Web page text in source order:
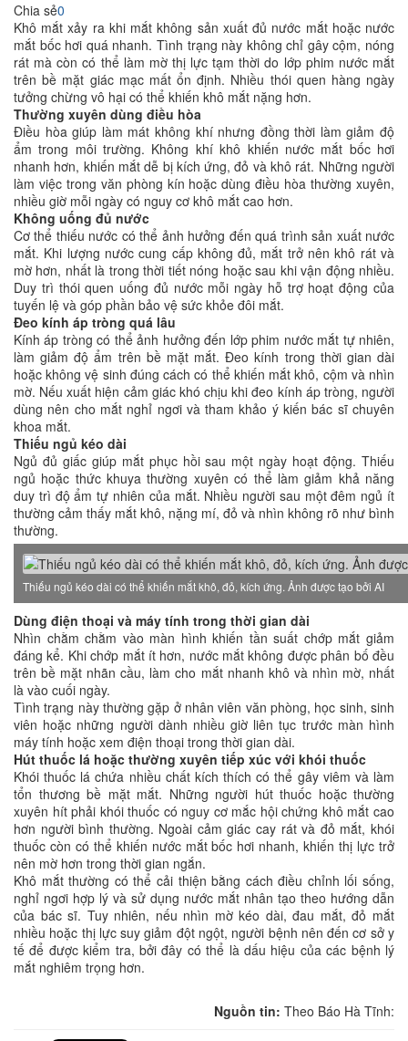
Chia sẻ0
Khô mắt xảy ra khi mắt không sản xuất đủ nước mắt hoặc nước
mắt bốc hơi quá nhanh. Tình trạng này không chỉ gây cộm, nóng
rát mà còn có thể làm mờ thị lực tạm thời do lớp phim nước mắt
trên bề mặt giác mạc mất ổn định. Nhiều thói quen hàng ngày
tưởng chừng vô hại có thể khiến khô mắt nặng hơn.
Thường xuyên dùng điều hòa
Điều hòa giúp làm mát không khí nhưng đồng thời làm giảm độ
ẩm trong môi trường. Không khí khô khiến nước mắt bốc hơi
nhanh hơn, khiến mắt dễ bị kích ứng, đỏ và khô rát. Những người
làm việc trong văn phòng kín hoặc dùng điều hòa thường xuyên,
nhiều giờ mỗi ngày có nguy cơ khô mắt cao hơn.
Không uống đủ nước
Cơ thể thiếu nước có thể ảnh hưởng đến quá trình sản xuất nước
mắt. Khi lượng nước cung cấp không đủ, mắt trở nên khô rát và
mờ hơn, nhất là trong thời tiết nóng hoặc sau khi vận động nhiều.
Duy trì thói quen uống đủ nước mỗi ngày hỗ trợ hoạt động của
tuyến lệ và góp phần bảo vệ sức khỏe đôi mắt.
Đeo kính áp tròng quá lâu
Kính áp tròng có thể ảnh hưởng đến lớp phim nước mắt tự nhiên,
làm giảm độ ẩm trên bề mặt mắt. Đeo kính trong thời gian dài
hoặc không vệ sinh đúng cách có thể khiến mắt khô, cộm và nhìn
mờ. Nếu xuất hiện cảm giác khó chịu khi đeo kính áp tròng, người
dùng nên cho mắt nghỉ ngơi và tham khảo ý kiến bác sĩ chuyên
khoa mắt.
Thiếu ngủ kéo dài
Ngủ đủ giấc giúp mắt phục hồi sau một ngày hoạt động. Thiếu
ngủ hoặc thức khuya thường xuyên có thể làm giảm khả năng
duy trì độ ẩm tự nhiên của mắt. Nhiều người sau một đêm ngủ ít
thường cảm thấy mắt khô, nặng mí, đỏ và nhìn không rõ như bình
thường.
Thiếu ngủ kéo dài có thể khiến mắt khô, đỏ, kích ứng. Ảnh được tạo bởi AI
Dùng điện thoại và máy tính trong thời gian dài
Nhìn chằm chằm vào màn hình khiến tần suất chớp mắt giảm
đáng kể. Khi chớp mắt ít hơn, nước mắt không được phân bố đều
trên bề mặt nhãn cầu, làm cho mắt nhanh khô và nhìn mờ, nhất
là vào cuối ngày.
Tình trạng này thường gặp ở nhân viên văn phòng, học sinh, sinh
viên hoặc những người dành nhiều giờ liên tục trước màn hình
máy tính hoặc xem điện thoại trong thời gian dài.
Hút thuốc lá hoặc thường xuyên tiếp xúc với khói thuốc
Khói thuốc lá chứa nhiều chất kích thích có thể gây viêm và làm
tổn thương bề mặt mắt. Những người hút thuốc hoặc thường
xuyên hít phải khói thuốc có nguy cơ mắc hội chứng khô mắt cao
hơn người bình thường. Ngoài cảm giác cay rát và đỏ mắt, khói
thuốc còn có thể khiến nước mắt bốc hơi nhanh, khiến thị lực trở
nên mờ hơn trong thời gian ngắn.
Khô mắt thường có thể cải thiện bằng cách điều chỉnh lối sống,
nghỉ ngơi hợp lý và sử dụng nước mắt nhân tạo theo hướng dẫn
của bác sĩ. Tuy nhiên, nếu nhìn mờ kéo dài, đau mắt, đỏ mắt
nhiều hoặc thị lực suy giảm đột ngột, người bệnh nên đến cơ sở y
tế để được kiểm tra, bởi đây có thể là dấu hiệu của các bệnh lý
mắt nghiêm trọng hơn.
Nguồn tin: Theo Báo Hà Tĩnh: